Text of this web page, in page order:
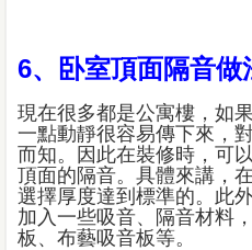
6、卧室頂面隔音做
現在很多都是公寓樓，如
一點動靜很容易傳下來，
而知。因此在裝修時，可
頂面的隔音。具體來講，
選擇厚度達到標準的。此
加入一些吸音、隔音材料
板、布藝吸音板等。